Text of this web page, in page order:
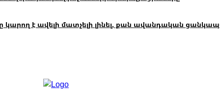
է ավելի մատչելի լինել, քան ավանդական